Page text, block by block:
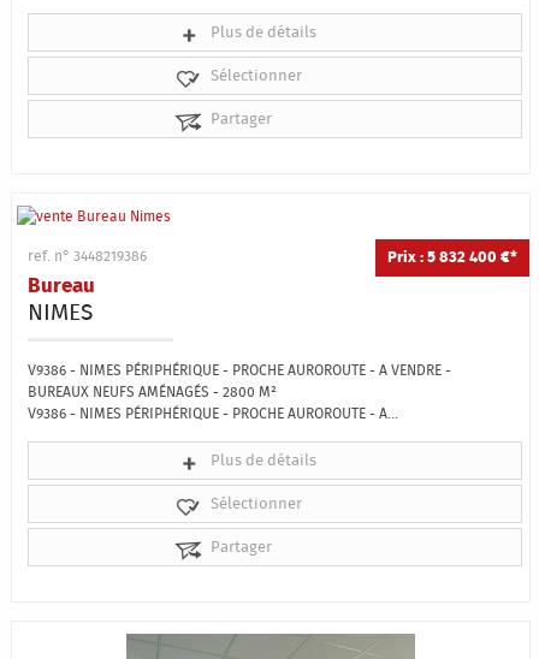
Plus de détails
Sélectionner
Partager
Prix : 5 832 400 €*
ref. n° 3448219386
Bureau
NIMES
V9386 - NIMES PÉRIPHÉRIQUE - PROCHE AUROROUTE - A VENDRE -
BUREAUX NEUFS AMÉNAGÉS - 2800 M²
V9386 - NIMES PÉRIPHÉRIQUE - PROCHE AUROROUTE - A...
Plus de détails
Sélectionner
Partager